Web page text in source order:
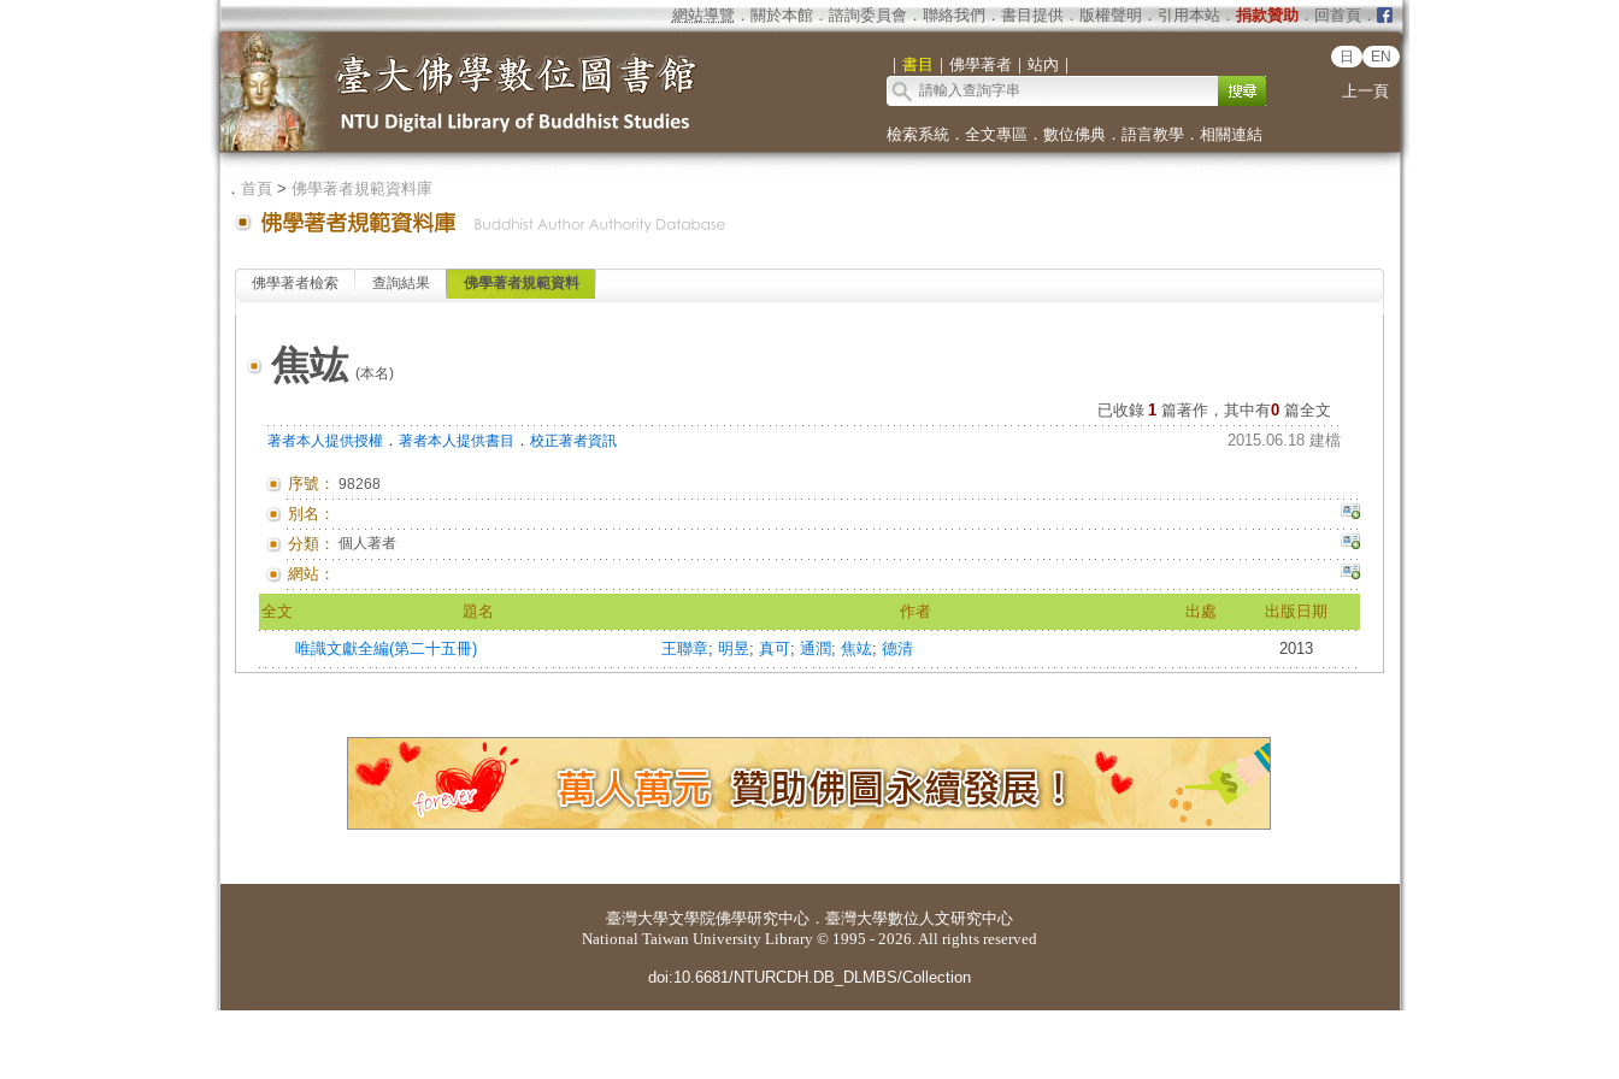
網站導覽 ． 關於本館． 諮詢委員會． 聯絡我們 ． 書目提供． 版權聲明 ． 引用本站． 捐款贊助．回首頁．
｜ 書目 ｜ 佛學著者｜ 站內 ｜ 日 EN
上一頁
檢索系統． 全文專區 ． 數位佛典． 語言教學． 相關連結
． 首頁> 佛學著者規範資料庫
佛學著者檢索 查詢結果 佛學著者規範資料
焦竑(本名)
已收錄 1 篇著作，其中有0篇全文
著者本人提供授權． 著者本人提供書目 ． 校正著者資訊 2015.06.18 建檔
序號： 98268
別名：
分類： 個人著者
網站：
全文 題名 作者 出處 出版日期
唯識文獻全編(第二十五冊) 王聯章; 明昱; 真可; 通潤; 焦竑; 德清 2013
臺灣大學文學院佛學研究中心 ． 臺灣大學數位人文研究中心
National Taiwan University Library © 1995 - 2026. All rights reserved
doi:10.6681/NTURCDH.DB_DLMBS/Collection